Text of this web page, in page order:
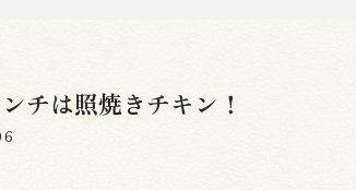
チは照焼きチキン！